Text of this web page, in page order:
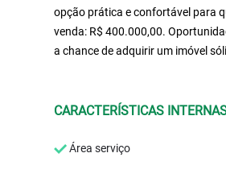
opção prática e confortável para
venda: R$ 400.000,00.
a chance de adquirir um imóvel
CARACTERÍSTICAS
Área serviço